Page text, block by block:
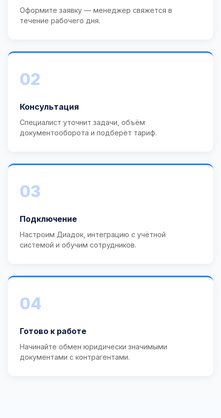
Оформите заявку — менеджер свяжется в
течение рабочего дня.
02
Консультация
Специалист уточнит задачи, объём
документооборота и подберёт тариф.
03
Подключение
Настроим Диадок, интеграцию с учётной
системой и обучим сотрудников.
04
Готово к работе
Начинайте обмен юридически значимыми
документами с контрагентами.